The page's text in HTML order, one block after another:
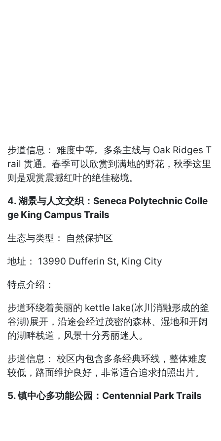
步道信息： 难度中等。多条主线与 Oak Ridges T
rail 贯通。春季可以欣赏到满地的野花，秋季这里
则是观赏震撼红叶的绝佳秘境。
4. 湖景与人文交织：Seneca Polytechnic Colle
ge King Campus Trails
生态与类型： 自然保护区
地址： 13990 Dufferin St, King City
特点介绍：
步道环绕着美丽的 kettle lake(冰川消融形成的釜
谷湖)展开，沿途会经过茂密的森林、湿地和开阔
的湖畔栈道，风景十分秀丽迷人。
步道信息： 校区内包含多条经典环线，整体难度
较低，路面维护良好，非常适合追求拍照出片。
5. 镇中心多功能公园：Centennial Park Trails